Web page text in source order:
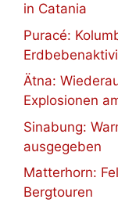
in Catania
Puracé:
Ätna:
Explosionen
Sinabung:
ausgegeben
Matterhorn:
Bergtouren